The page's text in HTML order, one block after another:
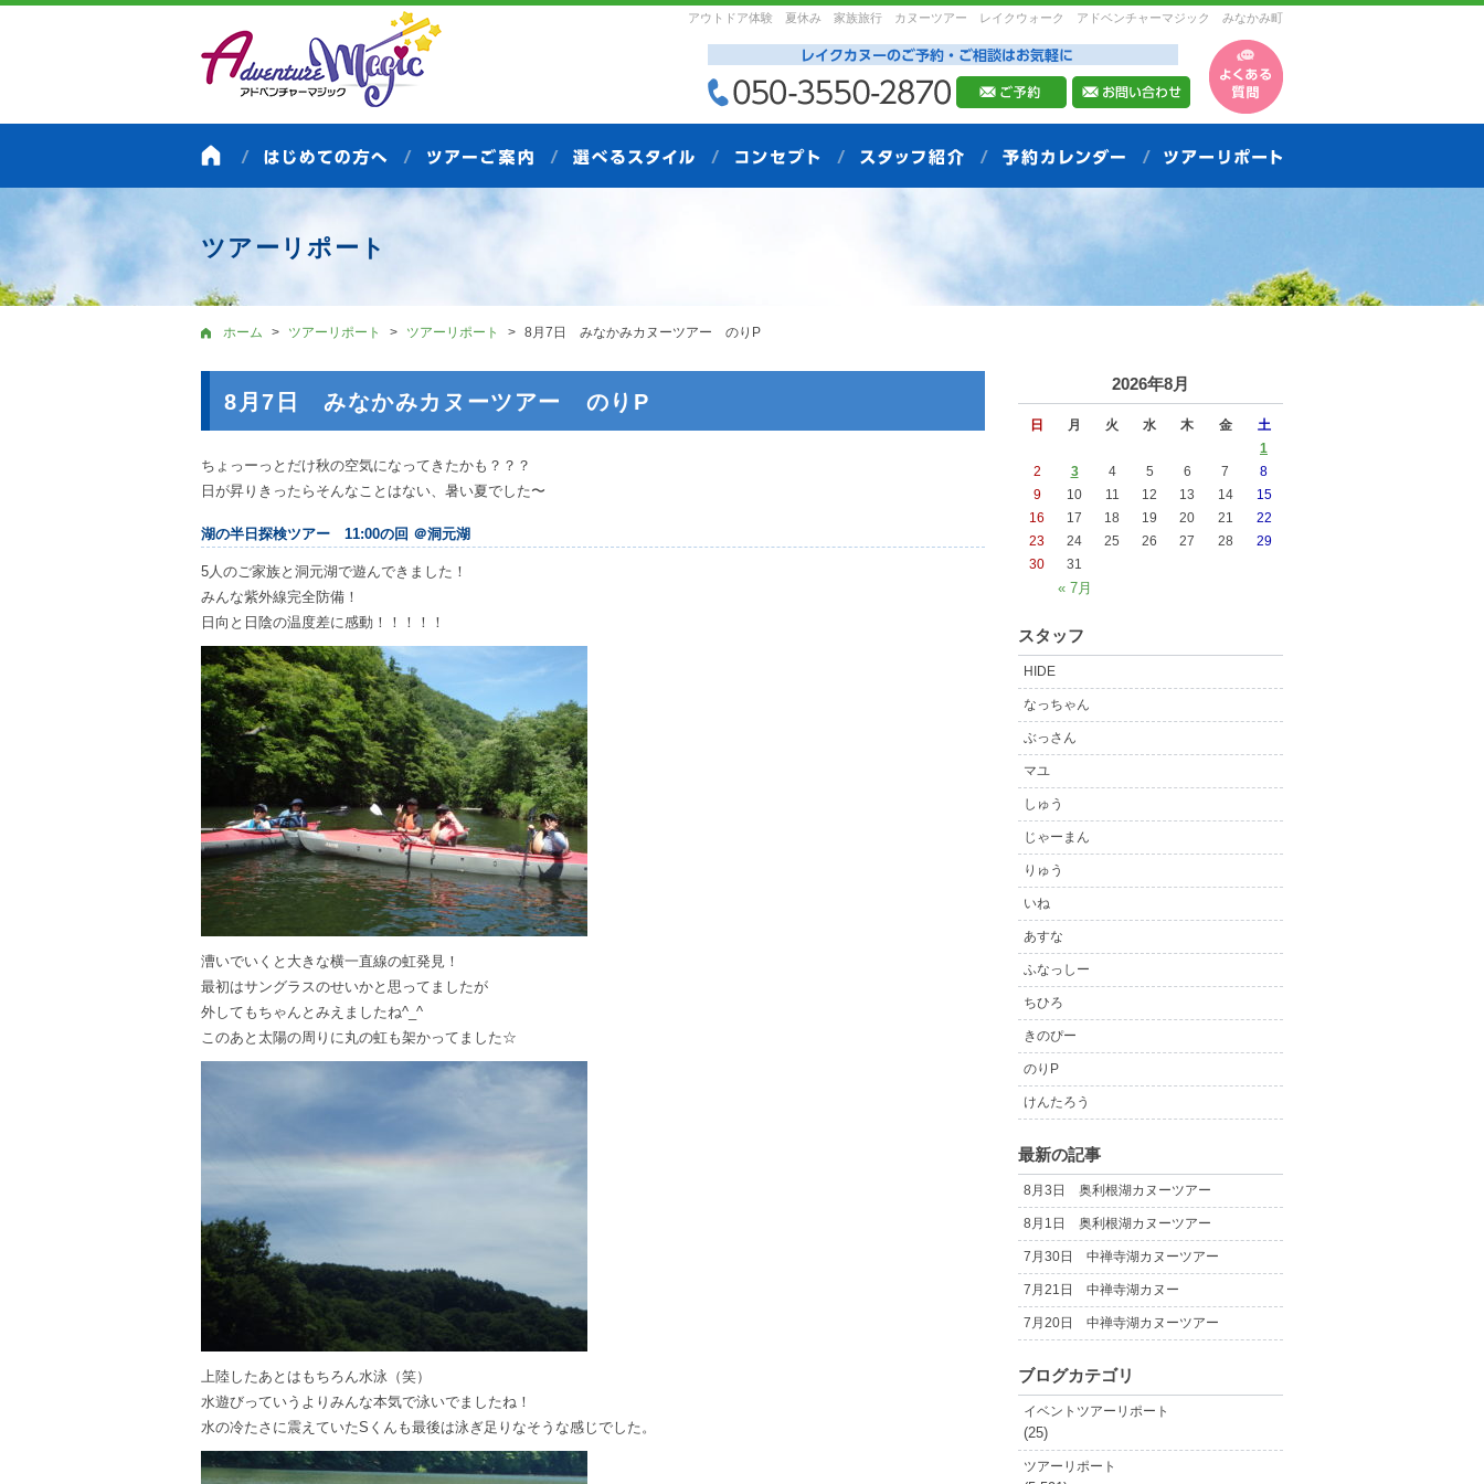
アウトドア体験 夏休み 家族旅行 カヌーツアー レイクウォーク アドベンチャーマジック みなかみ町
ツアーリポート
ホーム ツアーリポート ツアーリポート 8月7日 みなかみカヌーツアー のりP
8月7日 みなかみカヌーツアー のりP
ちょっーっとだけ秋の空気になってきたかも？？？
日が昇りきったらそんなことはない、暑い夏でした〜
湖の半日探検ツアー 11:00の回 ＠洞元湖
5人のご家族と洞元湖で遊んできました！
みんな紫外線完全防備！
日向と日陰の温度差に感動！！！！！
漕いでいくと大きな横一直線の虹発見！
最初はサングラスのせいかと思ってましたが
外してもちゃんとみえましたね^_^
このあと太陽の周りに丸の虹も架かってました☆
上陸したあとはもちろん水泳（笑）
水遊びっていうよりみんな本気で泳いでましたね！
水の冷たさに震えていたSくんも最後は泳ぎ足りなそうな感じでした。
2026年8月
日 月 火 水 木 金 土
« 7月
1
2
3 4 5 6 7
8
9
10 11 12 13 14
15
16
17 18 19 20 21
22
23
24 25 26 27 28
29
30
31
スタッフ
HIDE
なっちゃん
ぶっさん
マユ
しゅう
じゃーまん
りゅう
いね
あすな
ふなっしー
ちひろ
きのぴー
のりP
けんたろう
最新の記事
8月3日 奥利根湖カヌーツアー
8月1日 奥利根湖カヌーツアー
7月30日 中禅寺湖カヌーツアー
7月21日 中禅寺湖カヌー
7月20日 中禅寺湖カヌーツアー
ブログカテゴリ
イベントツアーリポート
(25)
ツアーリポート